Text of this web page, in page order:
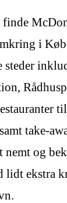
i
steder
take-
og
lidt ekstra